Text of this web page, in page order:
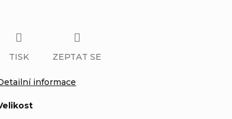
informace
TISK ZEPTAT SE